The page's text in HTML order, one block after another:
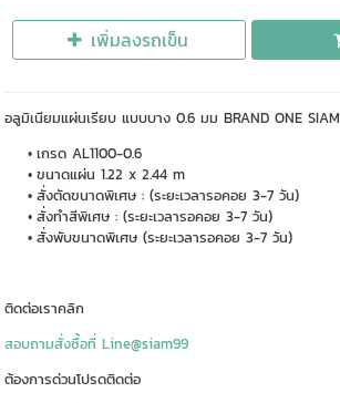
เพิ่มลงรถเข็น
อลูมิเนียมแผ่นเรียบ แบบบาง 0.6 มม BRAND ONE SIAM
เกรด AL1100-0.6
ขนาดแผ่น 1.22 x 2.44 m
สั่งตัดขนาดพิเศษ : (ระยะเวลารอคอย 3-7 วัน)
สั่งทำสีพิเศษ : (ระยะเวลารอคอย 3-7 วัน)
สั่งพับขนาดพิเศษ (ระยะเวลารอคอย 3-7 วัน)
ติดต่อเราคลิก
สอบถามสั่งซื้อที่ Line@siam99
ต้องการด่วนโปรดติดต่อ